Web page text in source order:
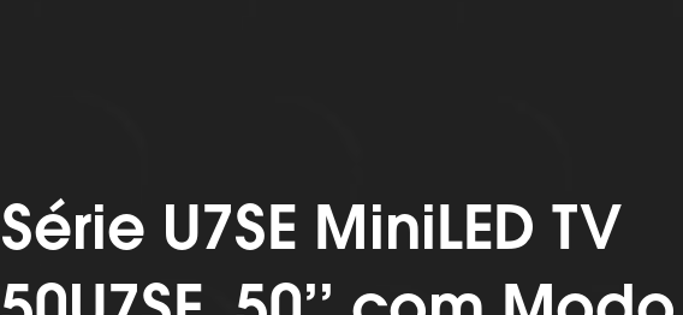
Série U7SE MiniLED TV